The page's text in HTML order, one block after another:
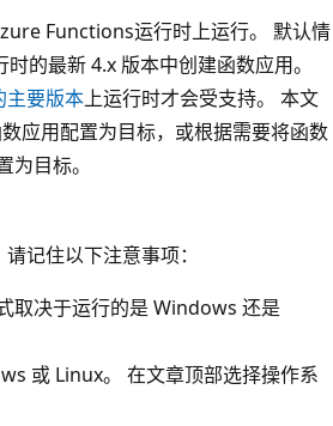
Functions运行时上运行。 默认情
的最新 4.x 版本中创建函数应用。
主要版本上运行时才会受支持。 本文
应用配置为目标，或根据需要将函数
为目标。
记住以下注意事项：
取决于运行的是 Windows 还是
或 Linux。 在文章顶部选择操作系